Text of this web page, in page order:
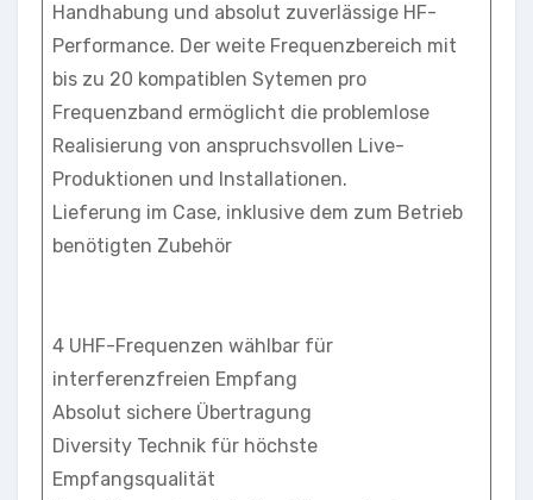
Handhabung und absolut zuverlässige HF-
Performance. Der weite Frequenzbereich mit
bis zu 20 kompatiblen Sytemen pro
Frequenzband ermöglicht die problemlose
Realisierung von anspruchsvollen Live-
Produktionen und Installationen.
Lieferung im Case, inklusive dem zum Betrieb
benötigten Zubehör
4 UHF-Frequenzen wählbar für
interferenzfreien Empfang
Absolut sichere Übertragung
Diversity Technik für höchste
Empfangsqualität